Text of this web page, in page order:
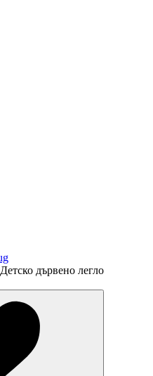
Детско дървено легло